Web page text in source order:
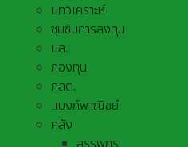
บทวิเคราะห์
ซุบซิบการลงทุน
บล.
กองทุน
กลต.
แบงก์พาณิชย์
คลัง